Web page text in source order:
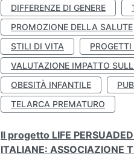
DIFFERENZE DI GENERE
PROMOZIONE DELLA SALUTE
STILI DI VITA
PROGETTI
VALUTAZIONE IMPATTO
OBESITÀ INFANTILE
TELARCA PREMATURO
Il progetto LIFE
ITALIANE: ASSOCIAZIONE